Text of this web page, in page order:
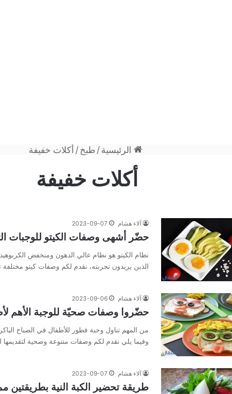
الرئيسية/ طبخ/ أكلات خفيفة
أكلات خفيفة
آلاء هشام 2023-09-07
حضّر أشهى وصفات الكيتو للوجبات
نظام الكيتو هو نظام عالي الدهون ومنخفض
الذين يريدون تجربته، نقدم لكم وصفات كيتو مختلفة
آلاء هشام 2023-09-06
حضّروا وصفات صحيّة للوجبة الأهم
من المهم تناول وجبة فطور للأطفال في الصباح
وفيما يلي نقدم لكم وصفات متنوعة وصحية لتقديمها
آلاء هشام 2023-09-07
طريقة تحضير الكبة النية بطريقتين